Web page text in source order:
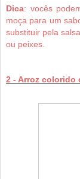
Dica: vocês
moça para um
substituir pela
ou peixes.
2 - Arroz colorido